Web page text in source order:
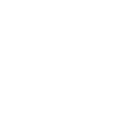
ます。
より再度クレジ
るまでに、1～3
ました場合は、